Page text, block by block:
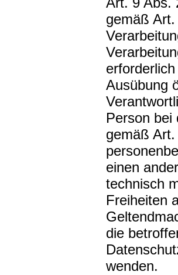
gemäß
Ausübung
Person bei
gemäß
einen
technisch
Freiheiten
die
wenden.